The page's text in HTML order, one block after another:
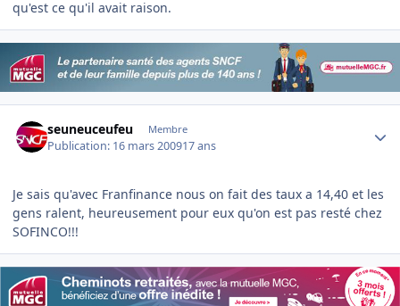
qu'est ce qu'il avait raison.
seuneuceufeu Membre
Publication: 16 mars 200917 ans
Je sais qu'avec Franfinance nous on fait des taux a 14,40 et les
gens ralent, heureusement pour eux qu'on est pas resté chez
SOFINCO!!!